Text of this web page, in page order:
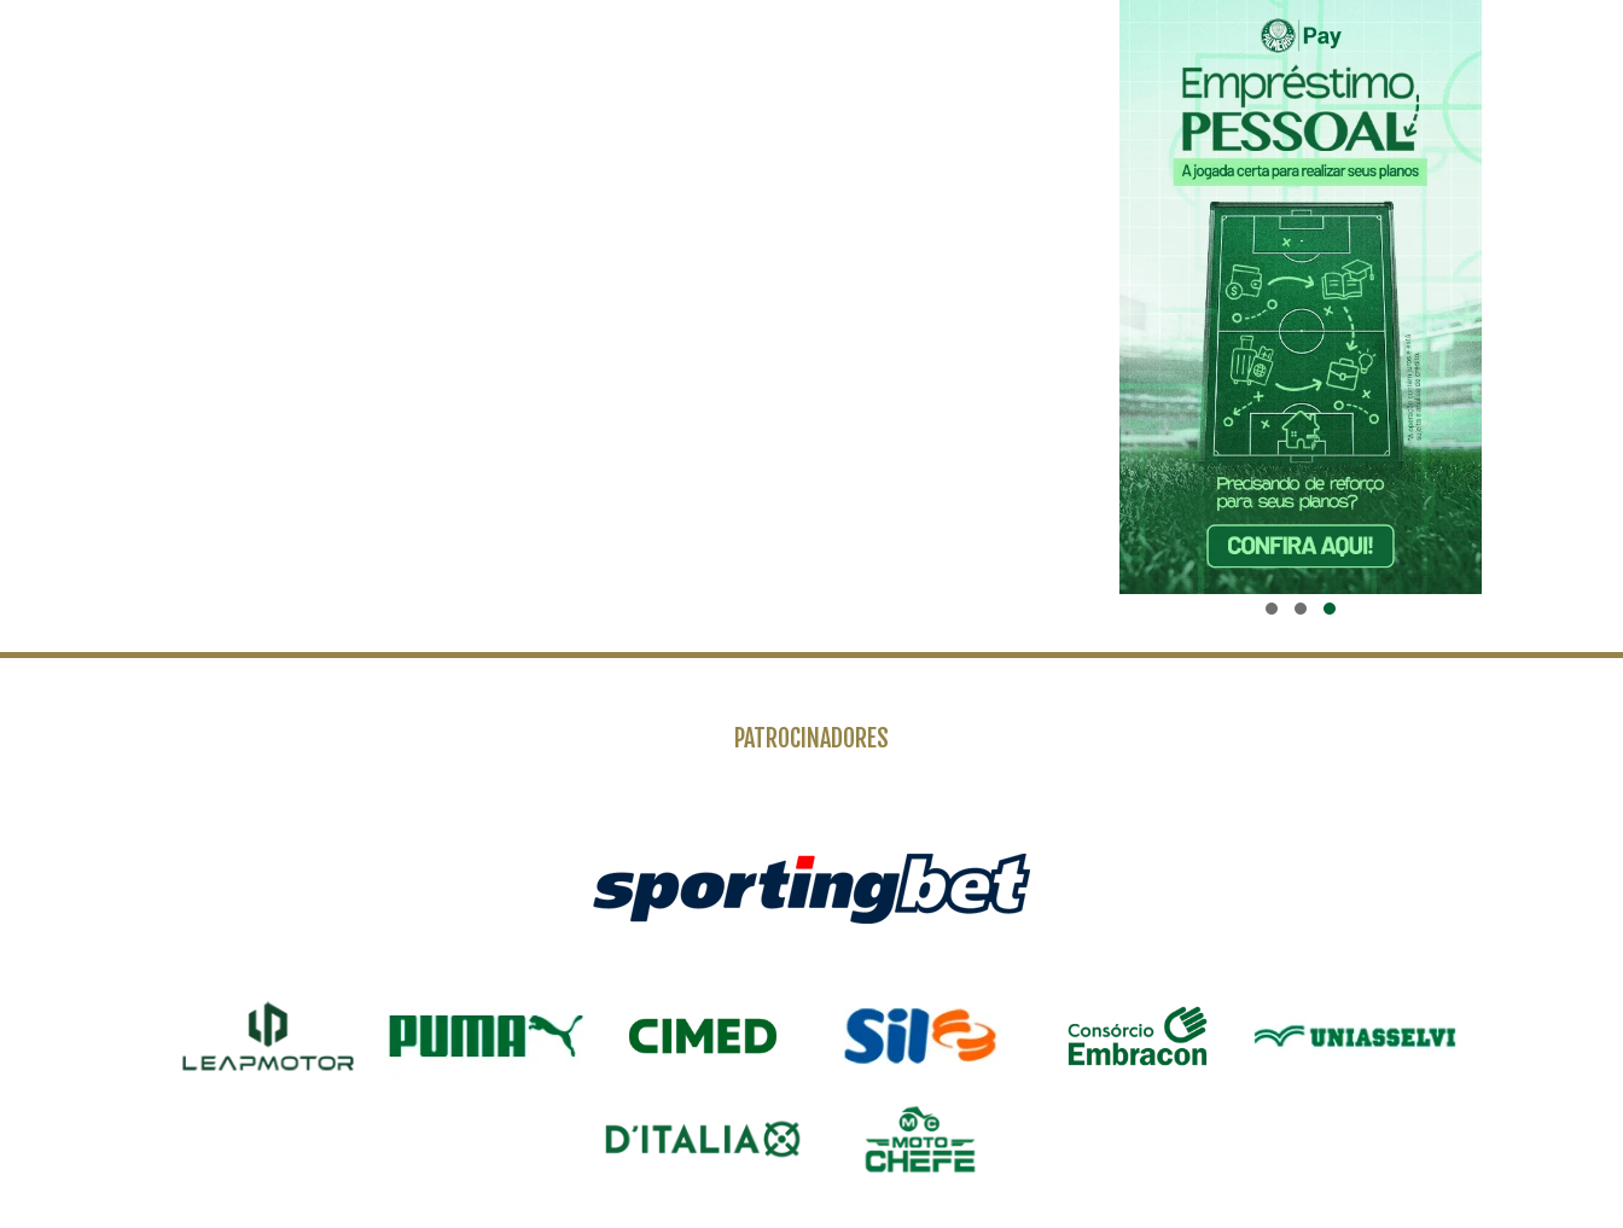
PATROCINADORES